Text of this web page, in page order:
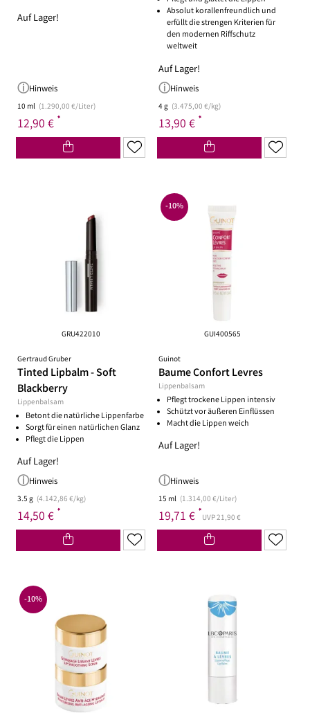
Auf Lager!
Hinweis
10 ml (1.290,00 €/Liter)
12,90 € *
Absolut korallenfreundlich und
erfüllt die strengen Kriterien für
den modernen Riffschutz
weltweit
Auf Lager!
Hinweis
4 g (3.475,00 €/kg)
13,90 € *
GRU422010
Gertraud Gruber
Tinted Lipbalm - Soft
Blackberry
Lippenbalsam
Betont die natürliche Lippenfarbe
Sorgt für einen natürlichen Glanz
Pflegt die Lippen
Auf Lager!
Hinweis
3.5 g (4.142,86 €/kg)
14,50 € *
GUI400565
Guinot
Baume Confort Levres
Lippenbalsam
Pflegt trockene Lippen intensiv
Schützt vor äußeren Einflüssen
Macht die Lippen weich
Auf Lager!
Hinweis
15 ml (1.314,00 €/Liter)
19,71 € *UVP 21,90 €
-10%
-10%